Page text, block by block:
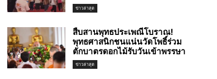
ข่าวล่าสุด
สืบสานพุทธประเพณีโบราณ!
พุทธศาสนิกชนแน่นวัดโพธิ์ร่วม
ตักบาตรดอกไม้รับวันเข้าพรรษา
ข่าวล่าสุด